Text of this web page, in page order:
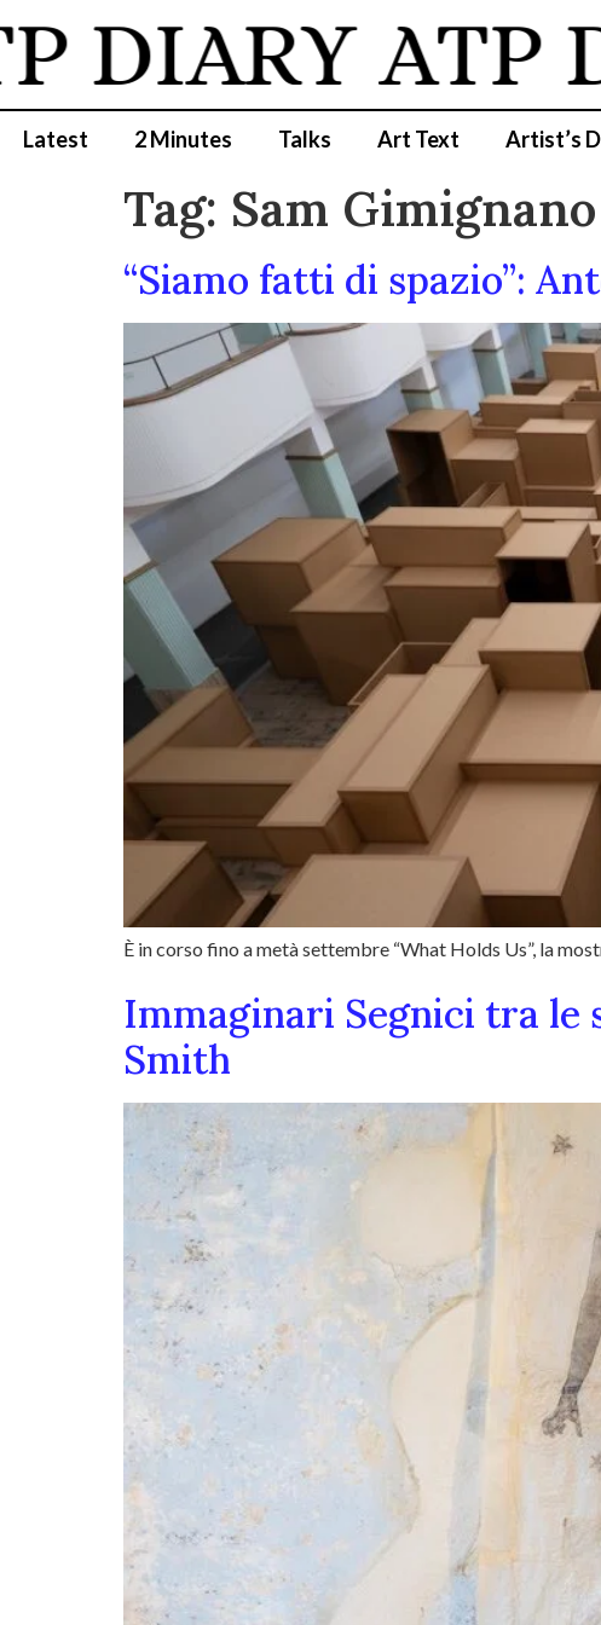
DIARY ATP
Latest 2 Minutes Talks Art Text Artist’s
Tag: Sam Gimignano
“Siamo fatti di spazio”:
È in corso fino a metà settembre “What Holds Us”, la
Immaginari Segnici tra le
Smith